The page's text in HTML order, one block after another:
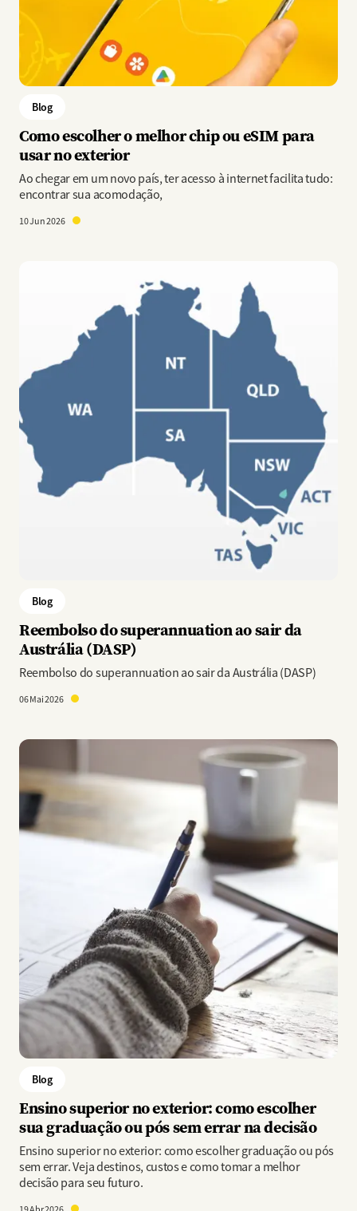
Blog
Como escolher o melhor chip ou eSIM para
usar no exterior
Ao chegar em um novo país, ter acesso à internet facilita tudo:
encontrar sua acomodação,
10 Jun 2026
Blog
Reembolso do superannuation ao sair da
Austrália (DASP)
Reembolso do superannuation ao sair da Austrália (DASP)
06 Mai 2026
Imagem
Blog
Ensino superior no exterior: como escolher
sua graduação ou pós sem errar na decisão
Ensino superior no exterior: como escolher graduação ou pós
sem errar. Veja destinos, custos e como tomar a melhor
decisão para seu futuro.